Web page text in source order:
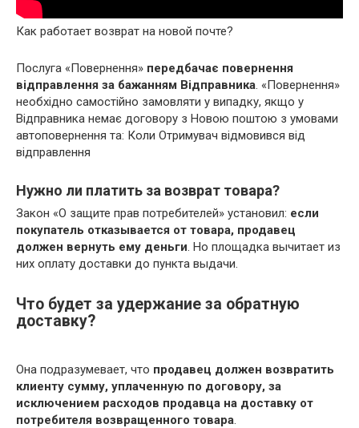
Как работает возврат на новой почте?
Послуга «Повернення» передбачає повернення
відправлення за бажанням Відправника . «Повернення»
необхідно самостійно замовляти у випадку, якщо у
Відправника немає договору з Новою поштою з умовами
автоповернення та: Коли Отримувач відмовився від
відправлення
Нужно ли платить за возврат товара?
Закон «О защите прав потребителей» установил: если
покупатель отказывается от товара, продавец
должен вернуть ему деньги . Но площадка вычитает из
них оплату доставки до пункта выдачи.
Что будет за удержание за обратную
доставку?
Она подразумевает, что продавец должен возвратить
клиенту сумму, уплаченную по договору, за
исключением расходов продавца на доставку от
потребителя возвращенного товара.